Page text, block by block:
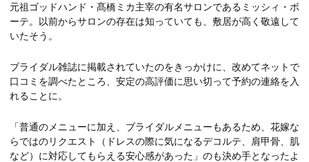
元祖ゴッドハンド・髙橋ミカ主宰の有名サロンであるミッシィ・ボ
ーテ。以前からサロンの存在は知っていても、敷居が高く敬遠して
いたそう。
ブライダル雑誌に掲載されていたのをきっかけに、改めてネットで
口コミを調べたところ、安定の高評価に思い切って予約の連絡を入
れることに。
「普通のメニューに加え、ブライダルメニューもあるため、花嫁な
らではのリクエスト（ドレスの際に気になるデコルテ、肩甲骨、肌
など）に対応してもらえる安心感があった」のも決め手となったよ